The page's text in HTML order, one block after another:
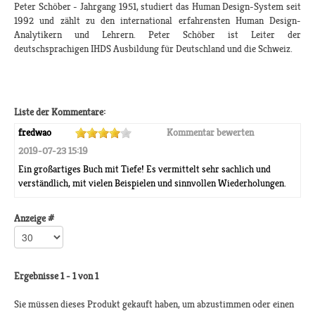
Peter Schöber - Jahrgang 1951, studiert das Human Design-System seit
1992 und zählt zu den international erfahrensten Human Design-
Analytikern und Lehrern. Peter Schöber ist Leiter der
deutschsprachigen IHDS Ausbildung für Deutschland und die Schweiz.
Liste der Kommentare:
fredwao
Kommentar bewerten
2019-07-23 15:19
Ein großartiges Buch mit Tiefe! Es vermittelt sehr sachlich und
verständlich, mit vielen Beispielen und sinnvollen Wiederholungen.
Anzeige #
Ergebnisse 1 - 1 von 1
Sie müssen dieses Produkt gekauft haben, um abzustimmen oder einen